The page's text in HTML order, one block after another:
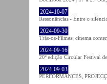
2024-10-07
Ressonâncias - Entre o
2024-09-30
Trás-os-Filmes: cinema
2024-09-16
20ª edição Circular Festival
2024-09-03
PERFORMANCES,